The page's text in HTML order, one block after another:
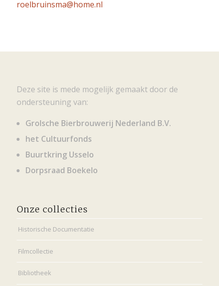
roelbruinsma@home.nl
Deze site is mede mogelijk gemaakt door de
ondersteuning van:
Grolsche Bierbrouwerij Nederland B.V.
het Cultuurfonds
Buurtkring Usselo
Dorpsraad Boekelo
Onze collecties
Historische Documentatie
Filmcollectie
Bibliotheek